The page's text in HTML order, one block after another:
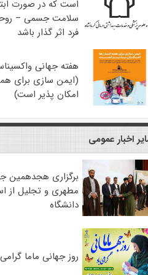
است که در صورت
سلامت جسمی –
فرد اثر گذار باشد
هفته جهانی
(ایمن سازی برای
امکان پذیر است)
اخبار عمومی
برگزاری هجدهمین
مطهری و تجلیل از
دانشگاه
روز جهانی ماما